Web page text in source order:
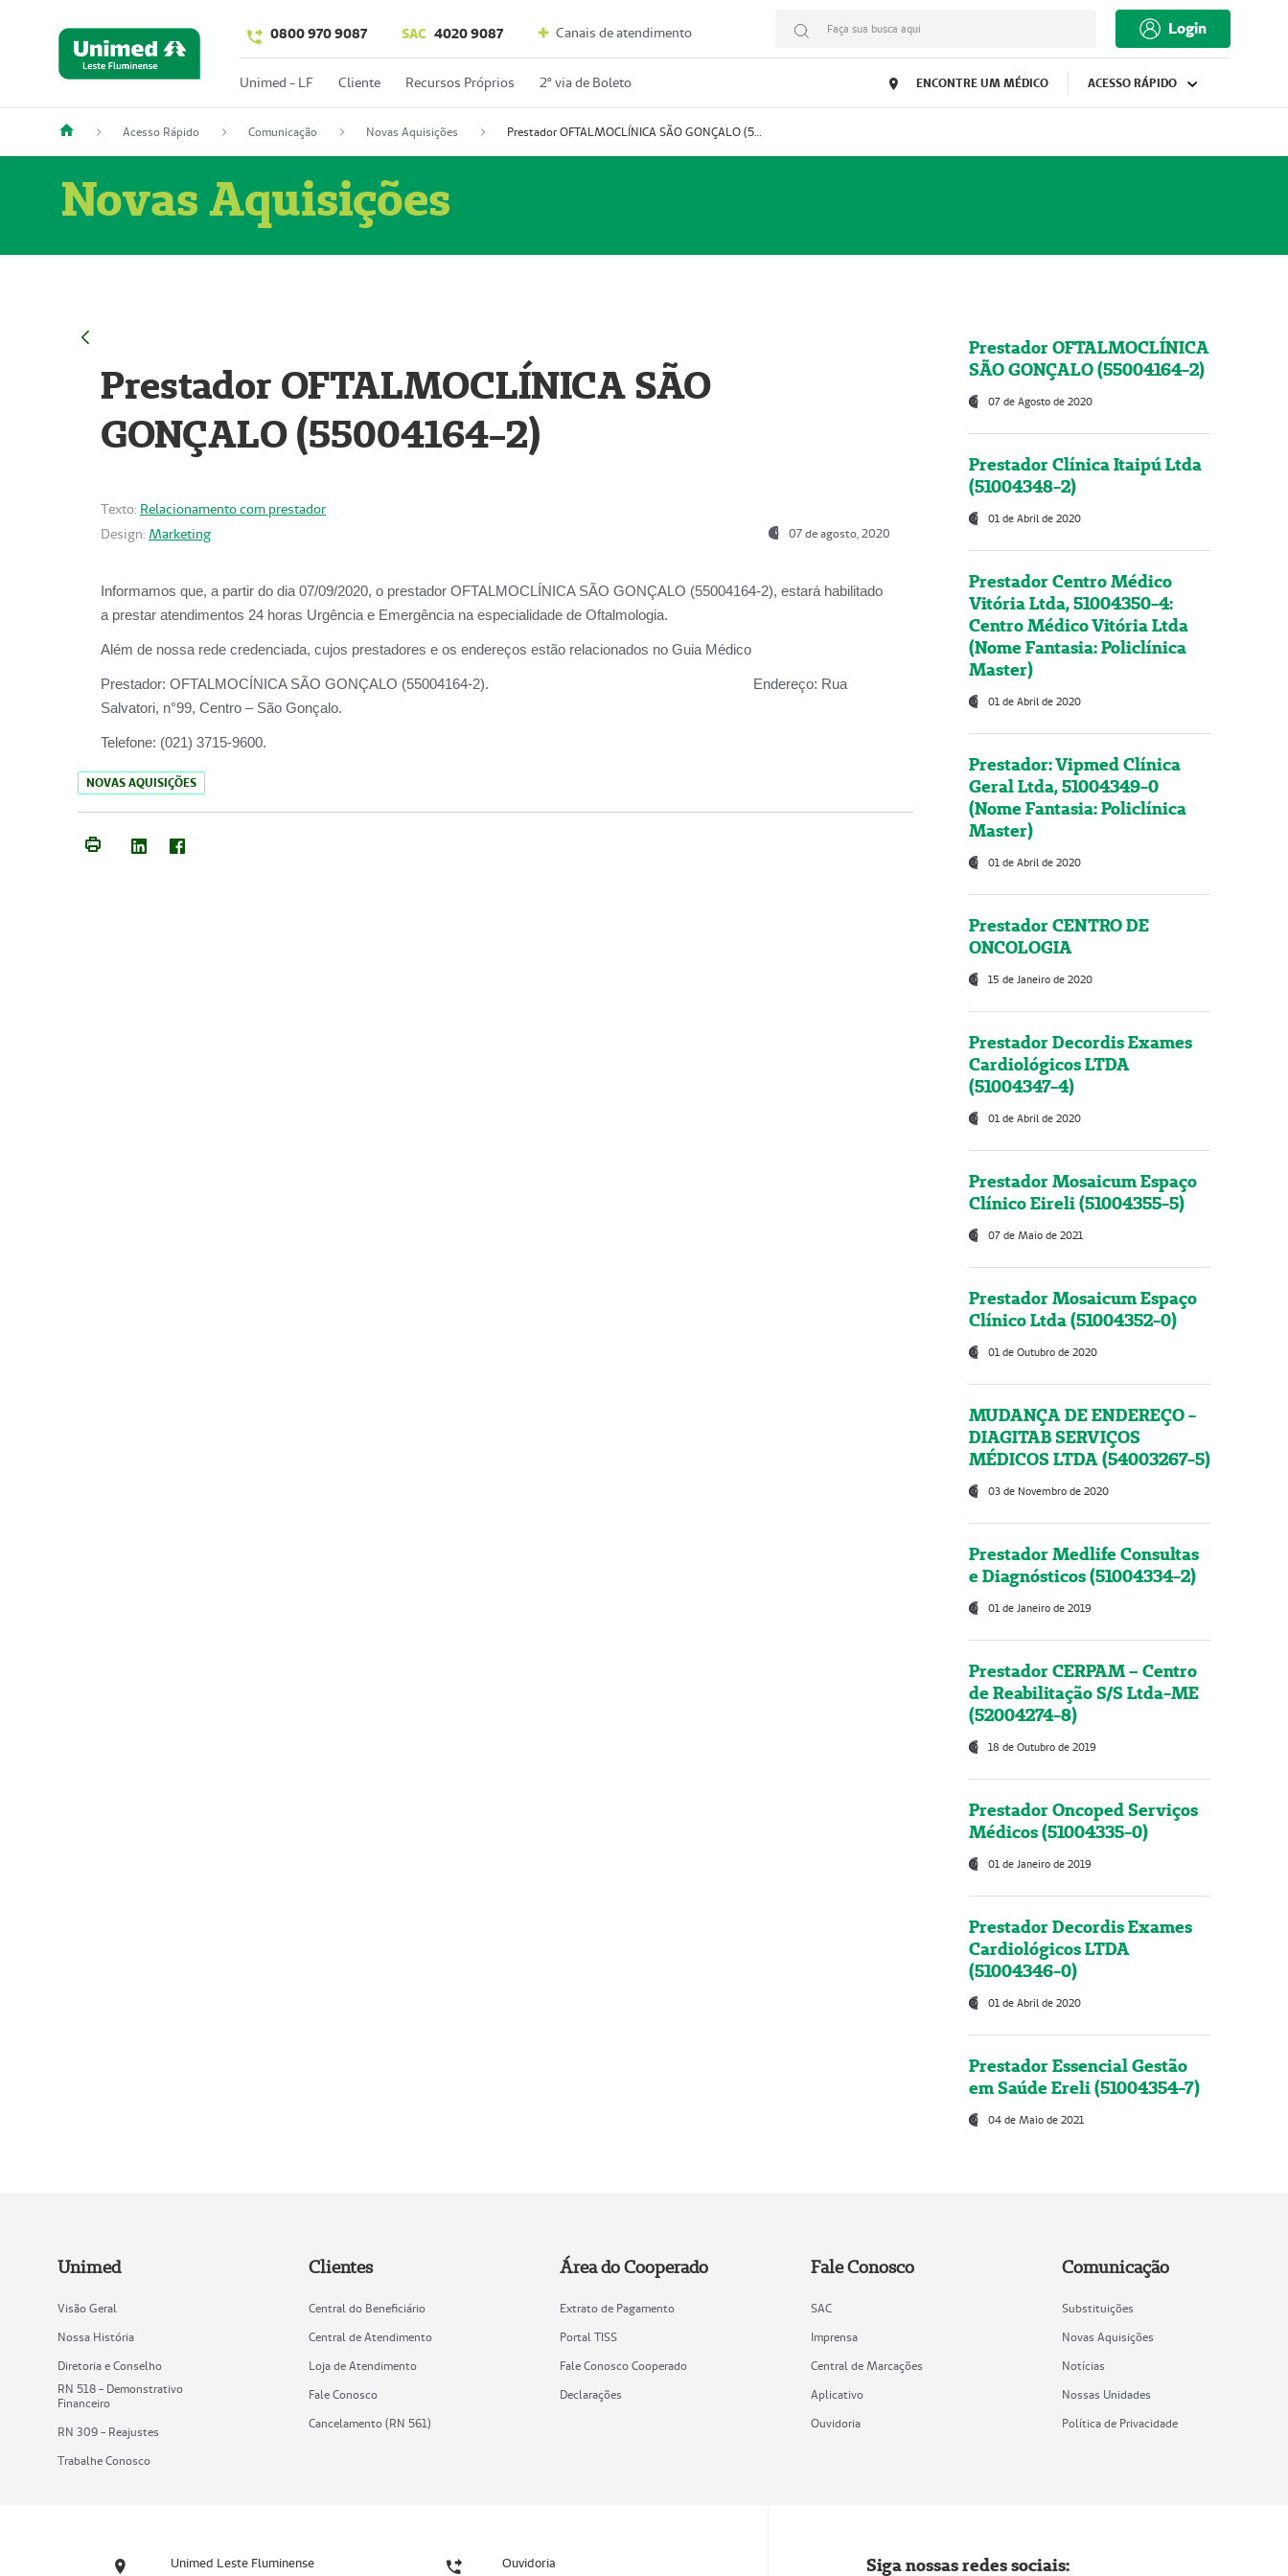
0800 970 9087 SAC 4020 9087 Canais de atendimento Faça sua busca aqui Login
Unimed - LF Cliente Recursos Próprios 2º via de Boleto ENCONTRE UM MÉDICO ACESSO RÁPIDO
Acesso Rápido Comunicação Novas Aquisições Prestador OFTALMOCLÍNICA SÃO GONÇALO (55004164-2)
Novas Aquisições
Prestador OFTALMOCLÍNICA SÃO
GONÇALO (55004164-2)
Texto: Relacionamento com prestador
Design: Marketing 07 de agosto, 2020
Informamos que, a partir do dia 07/09/2020, o prestador OFTALMOCLÍNICA SÃO GONÇALO (55004164-2), estará habilitado
a prestar atendimentos 24 horas Urgência e Emergência na especialidade de Oftalmologia.
Além de nossa rede credenciada, cujos prestadores e os endereços estão relacionados no Guia Médico
Prestador: OFTALMOCÍNICA SÃO GONÇALO (55004164-2). Endereço: Rua
Salvatori, n°99, Centro – São Gonçalo.
Telefone: (021) 3715-9600.
NOVAS AQUISIÇÕES
Prestador OFTALMOCLÍNICA
SÃO GONÇALO (55004164-2)
07 de Agosto de 2020
Prestador Clínica Itaipú Ltda
(51004348-2)
01 de Abril de 2020
Prestador Centro Médico
Vitória Ltda, 51004350-4:
Centro Médico Vitória Ltda
(Nome Fantasia: Policlínica
Master)
01 de Abril de 2020
Prestador: Vipmed Clínica
Geral Ltda, 51004349-0
(Nome Fantasia: Policlínica
Master)
01 de Abril de 2020
Prestador CENTRO DE
ONCOLOGIA
15 de Janeiro de 2020
Prestador Decordis Exames
Cardiológicos LTDA
(51004347-4)
01 de Abril de 2020
Prestador Mosaicum Espaço
Clínico Eireli (51004355-5)
07 de Maio de 2021
Prestador Mosaicum Espaço
Clínico Ltda (51004352-0)
01 de Outubro de 2020
MUDANÇA DE ENDEREÇO -
DIAGITAB SERVIÇOS
MÉDICOS LTDA (54003267-5)
03 de Novembro de 2020
Prestador Medlife Consultas
e Diagnósticos (51004334-2)
01 de Janeiro de 2019
Prestador CERPAM – Centro
de Reabilitação S/S Ltda-ME
(52004274-8)
18 de Outubro de 2019
Prestador Oncoped Serviços
Médicos (51004335-0)
01 de Janeiro de 2019
Prestador Decordis Exames
Cardiológicos LTDA
(51004346-0)
01 de Abril de 2020
Prestador Essencial Gestão
em Saúde Ereli (51004354-7)
04 de Maio de 2021
Unimed
Visão Geral
Nossa História
Diretoria e Conselho
RN 518 - Demonstrativo
Financeiro
RN 309 - Reajustes
Trabalhe Conosco
Clientes
Central do Beneficiário
Central de Atendimento
Loja de Atendimento
Fale Conosco
Cancelamento (RN 561)
Área do Cooperado
Extrato de Pagamento
Portal TISS
Fale Conosco Cooperado
Declarações
Fale Conosco
SAC
Imprensa
Central de Marcações
Aplicativo
Ouvidoria
Comunicação
Substituições
Novas Aquisições
Notícias
Nossas Unidades
Política de Privacidade
Unimed Leste Fluminense Ouvidoria Siga nossas redes sociais: